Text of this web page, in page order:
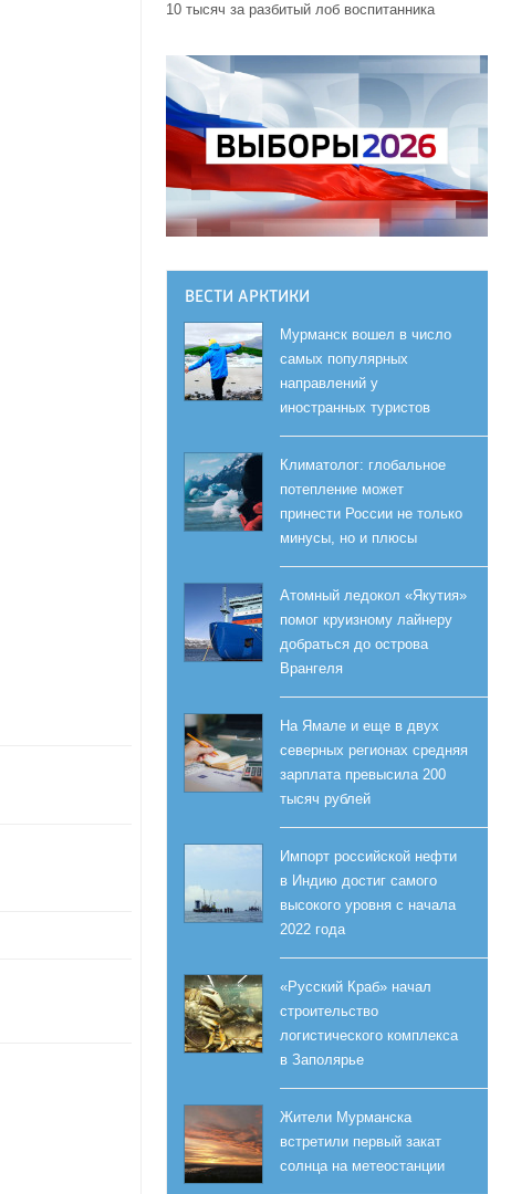
10 тысяч за разбитый лоб воспитанника
ВЕСТИ АРКТИКИ
Мурманск вошел в число
самых популярных
направлений у
иностранных туристов
Климатолог: глобальное
потепление может
принести России не только
минусы, но и плюсы
Атомный ледокол «Якутия»
помог круизному лайнеру
добраться до острова
Врангеля
На Ямале и еще в двух
северных регионах средняя
зарплата превысила 200
тысяч рублей
Импорт российской нефти
в Индию достиг самого
высокого уровня с начала
2022 года
«Русский Краб» начал
строительство
логистического комплекса
в Заполярье
Жители Мурманска
встретили первый закат
солнца на метеостанции